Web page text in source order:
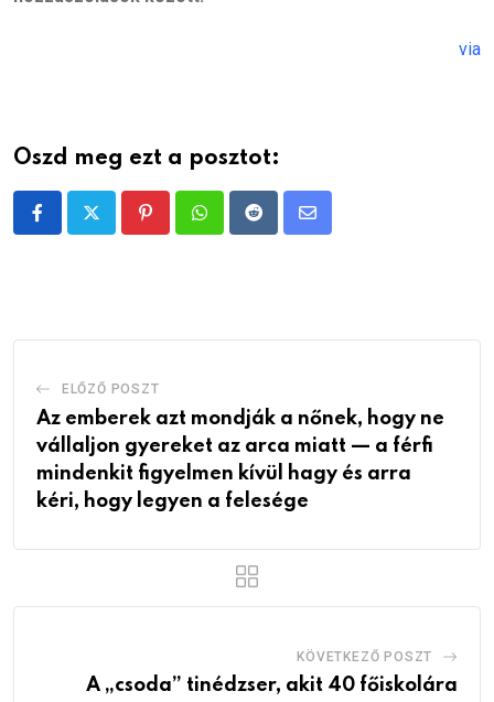
via
Oszd meg ezt a posztot:
PinterestWhatsappRedditShare
ELŐZŐ POSZT
Az emberek azt mondják a nőnek, hogy ne
vállaljon gyereket az arca miatt — a férfi
mindenkit figyelmen kívül hagy és arra
kéri, hogy legyen a felesége
KÖVETKEZŐ POSZT
A „csoda” tinédzser, akit 40 főiskolára